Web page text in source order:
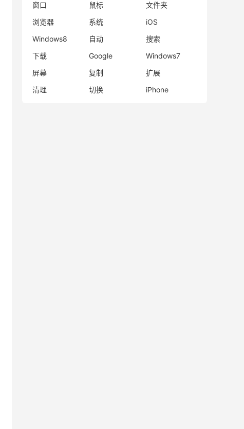
窗口
鼠标
文件夹
浏览器
系统
iOS
Windows8
自动
搜索
下载
Google
Windows7
屏幕
复制
扩展
清理
切换 iPhone